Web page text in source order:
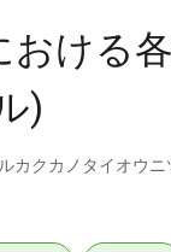
おける
)
カクカノタイオウ